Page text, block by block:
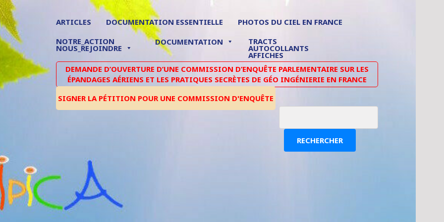
ARTICLES DOCUMENTATION ESSENTIELLE
PHOTOS DU CIEL EN FRANCE
NOTRE_ACTION
NOUS_REJOINDRE
DOCUMENTATION TRACTS
AUTOCOLLANTS
AFFICHES
DEMANDE D’OUVERTURE D’UNE COMMISSION D’ENQUÊTE PARLEMENTAIRE SUR LES
ÉPANDAGES AÉRIENS ET LES PRATIQUES SECRÈTES DE GÉO INGÉNIERIE EN FRANCE
SIGNER LA PÉTITION POUR UNE COMMISSION D'ENQUÊTE
RECHERCHER